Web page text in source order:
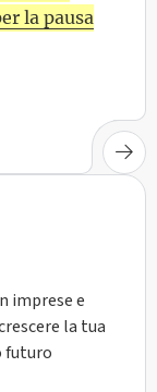
la pausa
imprese e
la tua
futuro